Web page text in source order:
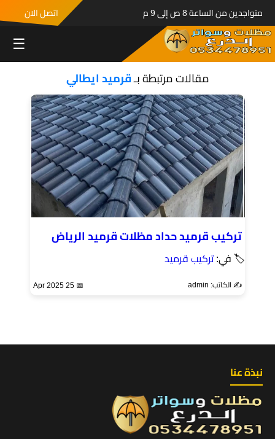
متواجدين من الساعة 8 ص إلى 9 م اتصل الان
☰
مقالات مرتبطة بـقرميد ايطالي
تركيب قرميد حداد مظلات قرميد الرياض
🏷 في:تركيب قرميد
✍️ الكاتب: admin 📅 25 Apr 2025
نبذة عنا